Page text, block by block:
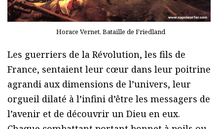
Horace Vernet, Bataille de Friedland
Les guerriers de la Révolution, les fils de
France, sentaient leur cœur dans leur poitrine
agrandi aux dimensions de l’univers, leur
orgueil dilaté à l’infini d’être les messagers de
l’avenir et de découvrir un Dieu en eux.